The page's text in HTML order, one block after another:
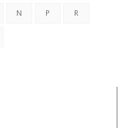
N P R